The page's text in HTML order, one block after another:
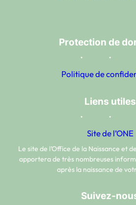
Protection de
Politique de
Liens utiles
Site de l’ONE
Le site de l’Office de la Naissance et
apportera de très nombreuses
après la naissance de
Suivez-